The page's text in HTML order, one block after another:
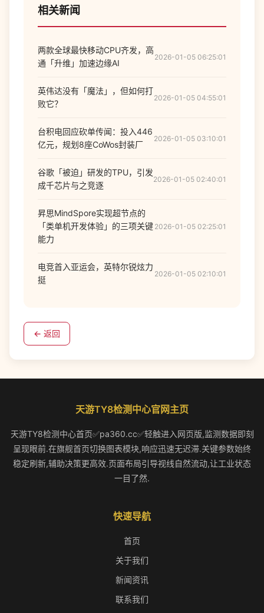
相关新闻
两款全球最快移动CPU齐发，高
通「升维」加速边缘AI
2026-01-05 06:25:01
英伟达没有「魔法」，但如何打
败它？
2026-01-05 04:55:01
台积电回应砍单传闻：投入446
亿元，规划8座CoWos封装厂
2026-01-05 03:10:01
谷歌「被迫」研发的TPU，引发
成千芯片与之竞逐
2026-01-05 02:40:01
昇思MindSpore实现超节点的
「类单机开发体验」的三项关键
能力
2026-01-05 02:25:01
电竞首入亚运会，英特尔锐炫力
挺
2026-01-05 02:10:01
← 返回
天游TY8检测中心官网主页
天游TY8检测中心首页✅pa360.cc✅轻触进入网页版,监测数据即刻
呈现眼前.在旗舰首页切换图表模块,响应迅速无迟滞.关键参数始终
稳定刷新,辅助决策更高效.页面布局引导视线自然流动,让工业状态
一目了然.
快速导航
首页
关于我们
新闻资讯
联系我们